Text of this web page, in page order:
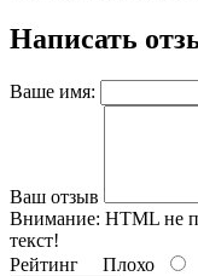
Написать
Ваше имя:
Ваш отзыв
Внимание: HTML не
текст!
Рейтинг Плохо